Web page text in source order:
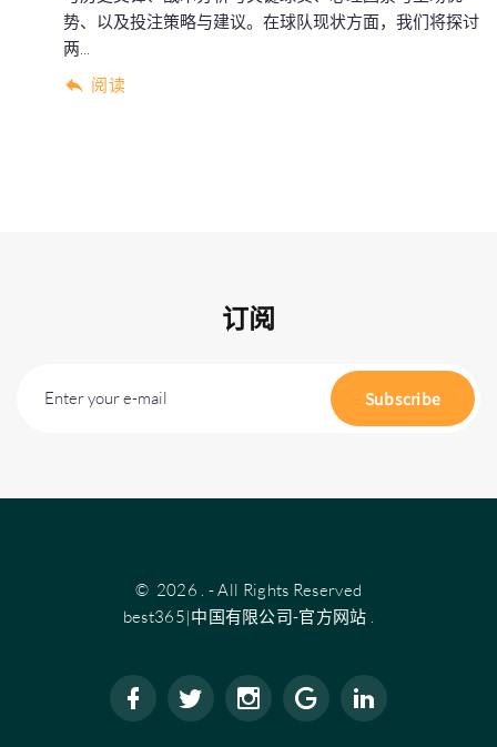
势、以及投注策略与建议。在球队现状方面，我们将探讨
两...
阅读
订阅
Enter your e-mail Subscribe
© 2026 . - All Rights Reserved
best365|中国有限公司-官方网站 .